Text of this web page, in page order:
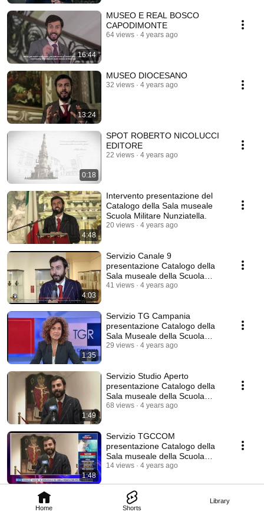
Home Shorts
Library
16:44
MUSEO E REAL BOSCO
CAPODIMONTE
64 views 4 years ago
13:24
MUSEO DIOCESANO
32 views 4 years ago
0:18
SPOT ROBERTO NICOLUCCI
EDITORE
22 views 4 years ago
4:48
Intervento presentazione del
Catalogo della Sala museale
Scuola Militare Nunziatella.
20 views 4 years ago
4:03
Servizio Canale 9
presentazione Catalogo della
Sala museale della Scuola
Militare Nunziatella.
41 views 4 years ago
1:35
Servizio TG Campania
presentazione Catalogo della
Sala Museale della Scuola
Militare Nunziatella.
29 views 4 years ago
1:49
Servizio Studio Aperto
presentazione Catalogo della
Sala museale della Scuola
Militare Nunziatella.
68 views 4 years ago
1:48
Servizio TGCCOM
presentazione Catalogo della
Sala museale della Scuola
Militare Nunziatella.
14 views 4 years ago